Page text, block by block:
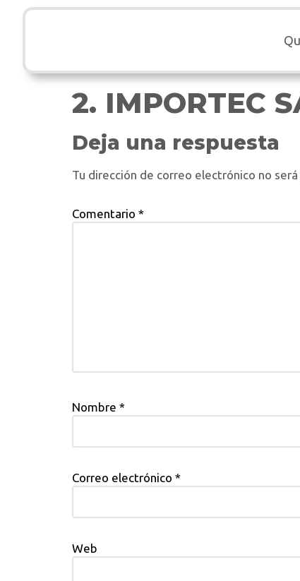
2. IMPORTEC
Deja una respuesta
Tu dirección de correo electrónico no será
Comentario *
Nombre *
Correo electrónico *
Web